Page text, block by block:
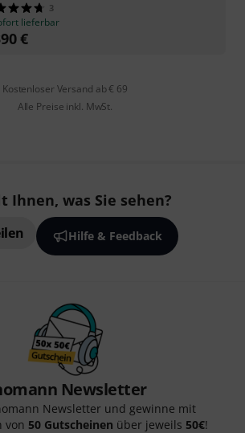
3
lieferbar
€
Kostenloser Versand ab € 69
Alle Preise inkl. MwSt.
Ihnen, was Sie sehen?
Hilfe & Feedback
Newsletter
Newsletter und gewinne mit
von 50 Gutscheinen über jeweils 50€!